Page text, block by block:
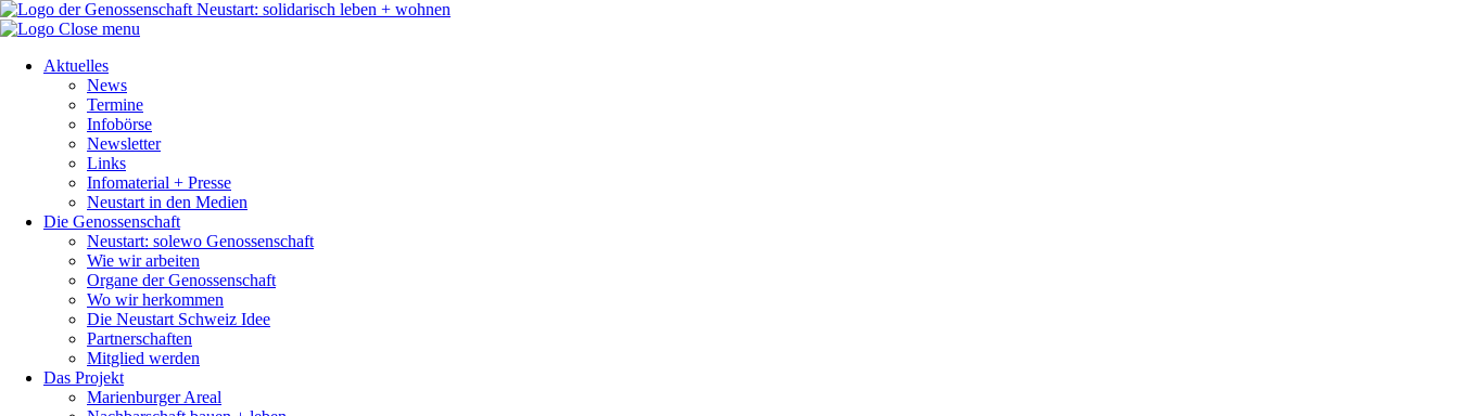
Close menu
Aktuelles
News
Termine
Infobörse
Newsletter
Links
Infomaterial + Presse
Neustart in den Medien
Die Genossenschaft
Neustart: solewo Genossenschaft
Wie wir arbeiten
Organe der Genossenschaft
Wo wir herkommen
Die Neustart Schweiz Idee
Partnerschaften
Mitglied werden
Das Projekt
Marienburger Areal